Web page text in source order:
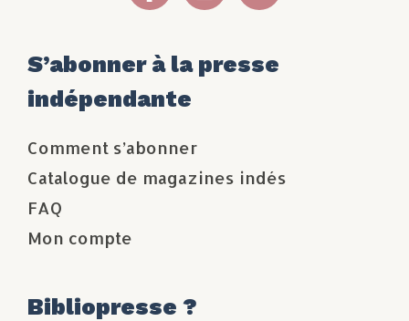
S’abonner à la presse
indépendante
Comment s’abonner
Catalogue de magazines indés
FAQ
Mon compte
Bibliopresse ?